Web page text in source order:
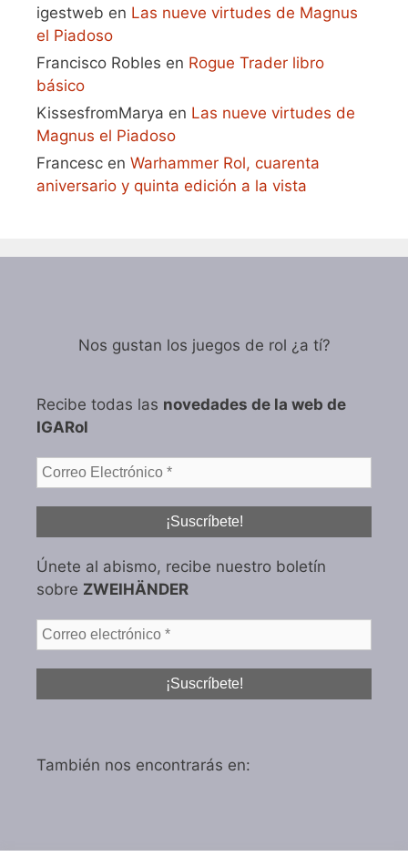
igestweb en Las nueve virtudes de Magnus
el Piadoso
Francisco Robles en Rogue Trader libro
básico
KissesfromMarya en Las nueve virtudes de
Magnus el Piadoso
Francesc en Warhammer Rol, cuarenta
aniversario y quinta edición a la vista
Nos gustan los juegos de rol ¿a tí?
Recibe todas las novedades de la web de
IGARol
Únete al abismo, recibe nuestro boletín
sobre ZWEIHÄNDER
También nos encontrarás en: